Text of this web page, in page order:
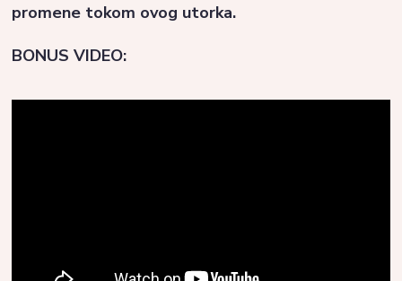
promene tokom ovog utorka.
BONUS VIDEO: